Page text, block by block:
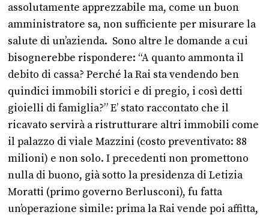
assolutamente apprezzabile ma, come un buon
amministratore sa, non sufficiente per misurare la
salute di un’azienda. Sono altre le domande a cui
bisognerebbe rispondere: “A quanto ammonta il
debito di cassa? Perché la Rai sta vendendo ben
quindici immobili storici e di pregio, i così detti
gioielli di famiglia?” E’ stato raccontato che il
ricavato servirà a ristrutturare altri immobili come
il palazzo di viale Mazzini (costo preventivato: 88
milioni) e non solo. I precedenti non promettono
nulla di buono, già sotto la presidenza di Letizia
Moratti (primo governo Berlusconi), fu fatta
un’operazione simile: prima la Rai vende poi affitta,